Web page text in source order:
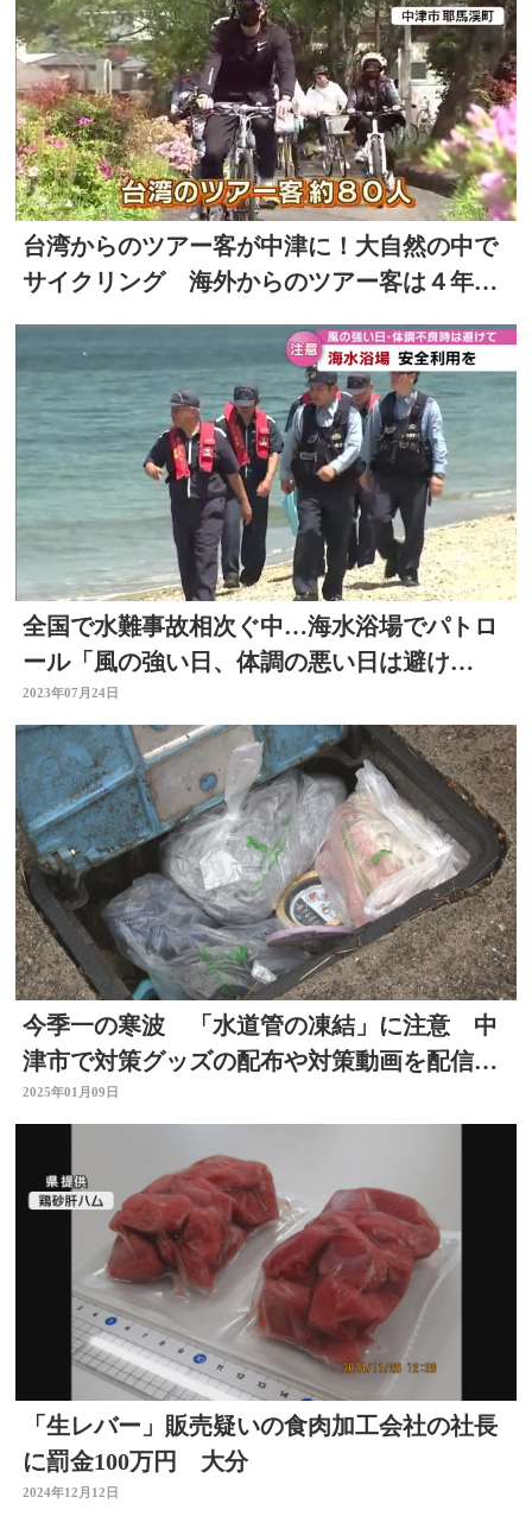
台湾からのツアー客が中津に！大自然の中で
サイクリング 海外からのツアー客は４年ぶ
全国で水難事故相次ぐ中…海水浴場でパトロ
ール「風の強い日、体調の悪い日は避け
て」
2023年07月24日
今季一の寒波 「水道管の凍結」に注意 中
津市で対策グッズの配布や対策動画を配信
大分
2025年01月09日
「生レバー」販売疑いの食肉加工会社の社長
に罰金100万円 大分
2024年12月12日